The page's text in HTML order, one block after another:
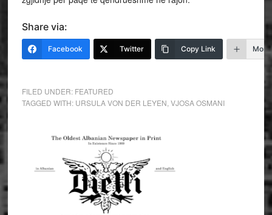
Share via:
Facebook Twitter Copy Link More
FILED UNDER: FEATURED
TAGGED WITH: URSULA VON DER LEYEN VJOSA OSMANI